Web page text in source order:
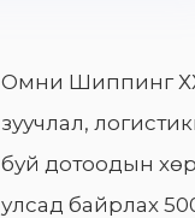
Омни Шиппинг
зуучлал,
буй дотоодын
улсад байрлах